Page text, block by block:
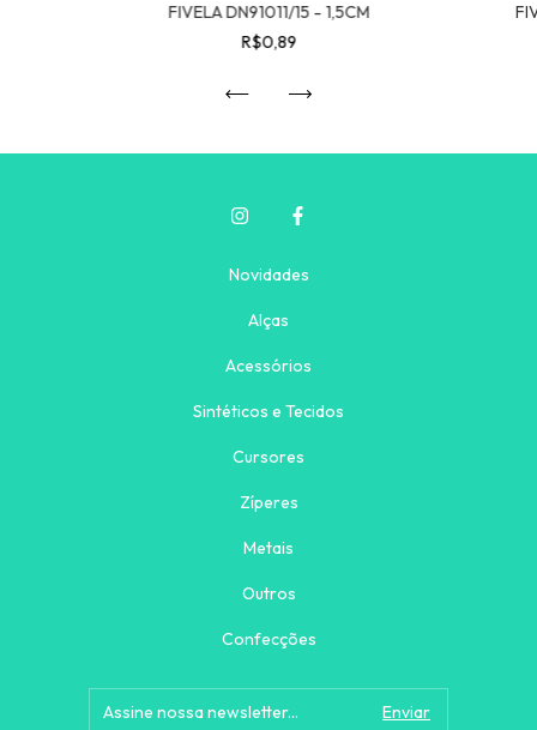
FIVELA DN91011/15 - 1,5CM
R$0,89
Novidades
Alças
Acessórios
Sintéticos e Tecidos
Cursores
Zíperes
Metais
Outros
Confecções